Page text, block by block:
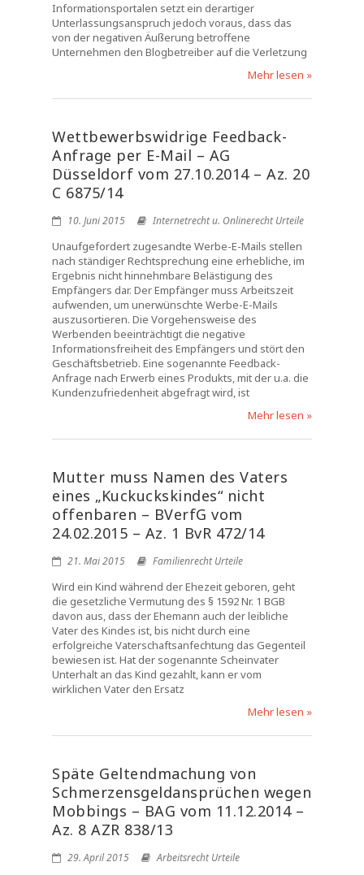
Informationsportalen setzt ein derartiger
Unterlassungsanspruch jedoch voraus, dass das
von der negativen Äußerung betroffene
Unternehmen den Blogbetreiber auf die Verletzung
Mehr lesen »
Wettbewerbswidrige Feedback-
Anfrage per E-Mail – AG
Düsseldorf vom 27.10.2014 – Az. 20
C 6875/14
10. Juni 2015 Internetrecht u. Onlinerecht Urteile
Unaufgefordert zugesandte Werbe-E-Mails stellen
nach ständiger Rechtsprechung eine erhebliche, im
Ergebnis nicht hinnehmbare Belästigung des
Empfängers dar. Der Empfänger muss Arbeitszeit
aufwenden, um unerwünschte Werbe-E-Mails
auszusortieren. Die Vorgehensweise des
Werbenden beeinträchtigt die negative
Informationsfreiheit des Empfängers und stört den
Geschäftsbetrieb. Eine sogenannte Feedback-
Anfrage nach Erwerb eines Produkts, mit der u.a. die
Kundenzufriedenheit abgefragt wird, ist
Mehr lesen »
Mutter muss Namen des Vaters
eines „Kuckuckskindes“ nicht
offenbaren – BVerfG vom
24.02.2015 – Az. 1 BvR 472/14
21. Mai 2015 Familienrecht Urteile
Wird ein Kind während der Ehezeit geboren, geht
die gesetzliche Vermutung des § 1592 Nr. 1 BGB
davon aus, dass der Ehemann auch der leibliche
Vater des Kindes ist, bis nicht durch eine
erfolgreiche Vaterschaftsanfechtung das Gegenteil
bewiesen ist. Hat der sogenannte Scheinvater
Unterhalt an das Kind gezahlt, kann er vom
wirklichen Vater den Ersatz
Mehr lesen »
Späte Geltendmachung von
Schmerzensgeldansprüchen wegen
Mobbings – BAG vom 11.12.2014 –
Az. 8 AZR 838/13
29. April 2015 Arbeitsrecht Urteile